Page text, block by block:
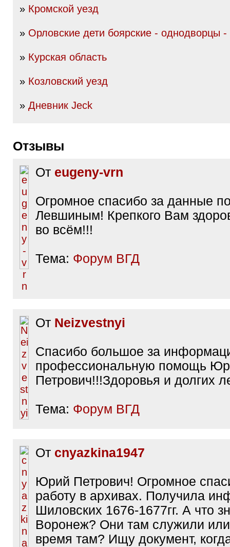
» Кромской уезд
» Орловские дети боярские - однодворцы -
» Курская область
» Козловский уезд
» Дневник Jeck
Отзывы
От eugeny-vrn
Огромное спасибо за данные
Левшиным! Крепкого Вам
во всём!!!
Тема: Форум ВГД
От Neizvestnyi
Спасибо большое за
профессиональную помощь
Петрович!!!Здоровья и долгих
Тема: Форум ВГД
От cnyazkina1947
Юрий Петрович! Огромное
работу в архивах. Получила
Шиловских 1676-1677гг. А что
Воронеж? Они там служили
время там? Ищу документ,